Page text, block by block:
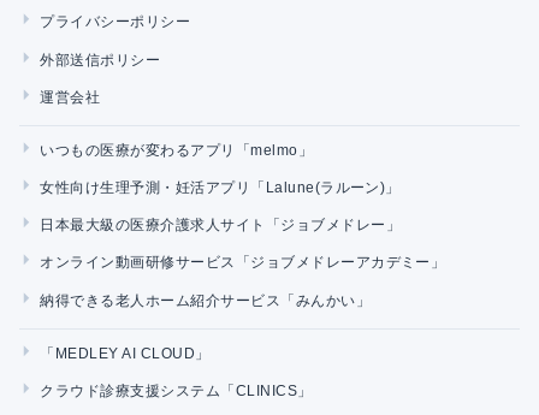
プライバシーポリシー
外部送信ポリシー
運営会社
いつもの医療が変わるアプリ「melmo」
女性向け生理予測・妊活アプリ「Lalune(ラルーン)」
日本最大級の医療介護求人サイト「ジョブメドレー」
オンライン動画研修サービス「ジョブメドレーアカデミー」
納得できる老人ホーム紹介サービス「みんかい」
「MEDLEY AI CLOUD」
クラウド診療支援システム「CLINICS」